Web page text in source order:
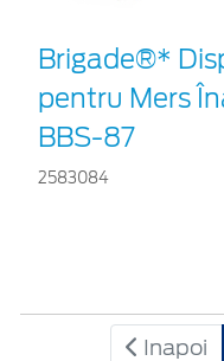
Brigade®*
pentru Mers
BBS-87
2583084
Inapoi